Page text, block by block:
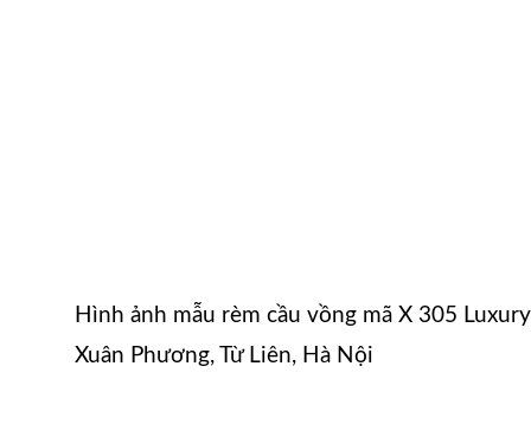
Hình ảnh mẫu rèm cầu vồng mã X 305
Xuân Phương, Từ Liên, Hà Nội